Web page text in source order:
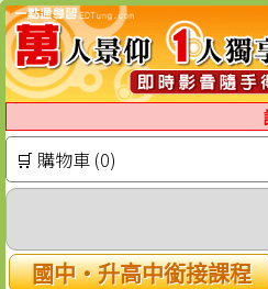
🛒 購物車 (0)
國中‧升高中銜接課程